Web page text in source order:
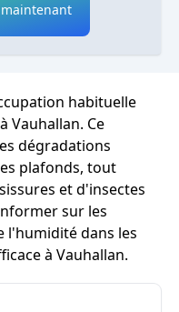
habituelle
Vauhallan. Ce
dégradations
plafonds, tout
et d'insectes
sur les
l'humidité dans les
à Vauhallan.